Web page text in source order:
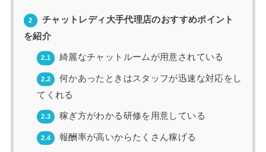
2
チャットレディ大手代理店のおすすめポイント
を紹介
2.1 綺麗なチャットルームが用意されている
2.2
何かあったときはスタッフが迅速な対応をし
てくれる
2.3 稼ぎ方がわかる研修を用意している
2.4 報酬率が高いからたくさん稼げる